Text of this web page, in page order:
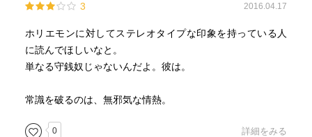
3 2016.04.17
ホリエモンに対してステレオタイプな印象を持っている人
に読んでほしいなと。
単なる守銭奴じゃないんだよ。彼は。
常識を破るのは、無邪気な情熱。
0 詳細をみる